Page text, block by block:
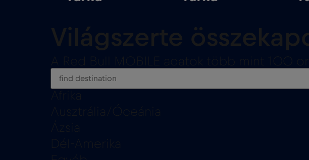
Világszerte
A Red Bull MOBILE adatok több mint 100
Afrika
Ausztrália/Óceánia
Ázsia
Dél-Amerika